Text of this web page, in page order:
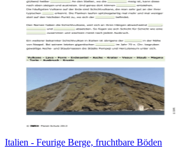
Italien - Feurige Berge, fruchtbare Böden